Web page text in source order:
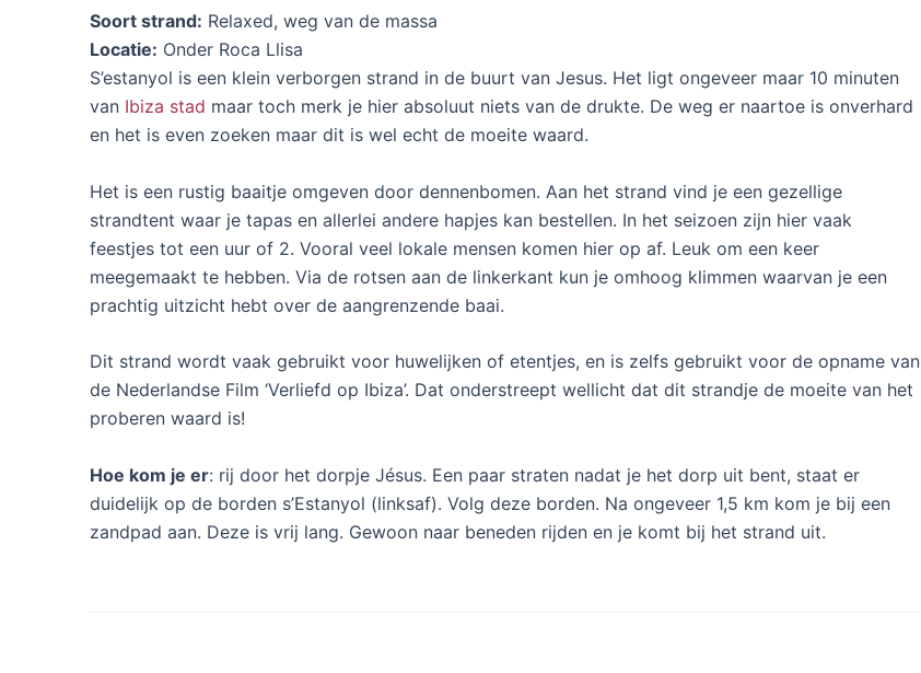
Soort strand: Relaxed, weg van de massa
Locatie: Onder Roca Llisa
S’estanyol is een klein verborgen strand in de buurt van Jesus. Het ligt ongeveer maar 10 minuten
van Ibiza stad maar toch merk je hier absoluut niets van de drukte. De weg er naartoe is onverhard
en het is even zoeken maar dit is wel echt de moeite waard.
Het is een rustig baaitje omgeven door dennenbomen. Aan het strand vind je een gezellige
strandtent waar je tapas en allerlei andere hapjes kan bestellen. In het seizoen zijn hier vaak
feestjes tot een uur of 2. Vooral veel lokale mensen komen hier op af. Leuk om een keer
meegemaakt te hebben. Via de rotsen aan de linkerkant kun je omhoog klimmen waarvan je een
prachtig uitzicht hebt over de aangrenzende baai.
Dit strand wordt vaak gebruikt voor huwelijken of etentjes, en is zelfs gebruikt voor de opname van
de Nederlandse Film ‘Verliefd op Ibiza’. Dat onderstreept wellicht dat dit strandje de moeite van het
proberen waard is!
Hoe kom je er: rij door het dorpje Jésus. Een paar straten nadat je het dorp uit bent, staat er
duidelijk op de borden s’Estanyol (linksaf). Volg deze borden. Na ongeveer 1,5 km kom je bij een
zandpad aan. Deze is vrij lang. Gewoon naar beneden rijden en je komt bij het strand uit.